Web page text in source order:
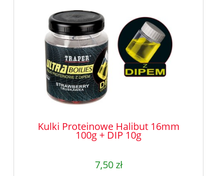
Kulki Proteinowe Halibut 16mm
100g + DIP 10g
7,50 zł